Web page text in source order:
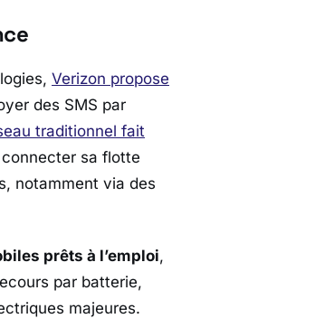
, Verizon propose
des SMS par
traditionnel fait
sa flotte
notamment via des
prêts à l’emploi,
par batterie,
majeures.